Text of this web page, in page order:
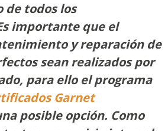
todos los
importante que el
y reparación de
sean realizados por
para ello el programa
Garnet
posible opción. Como